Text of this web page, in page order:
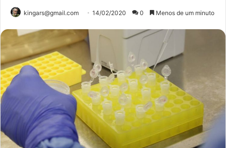
kingars@gmail.com 14/02/2020 0 Menos de um minuto